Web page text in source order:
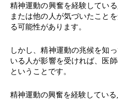
精神運動の興奮を経験してい
または他の人が気づいたこと
る可能性があります。
しかし、精神運動の兆候を知
いる人が影響を受ければ、医
ということです。
精神運動の興奮を経験している